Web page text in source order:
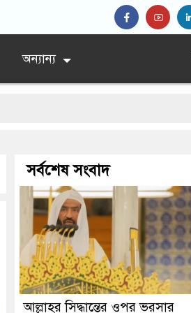
অন্যান্য
সর্বশেষ সংবাদ
আল্লাহর সিদ্ধান্তের ওপর ভরসার